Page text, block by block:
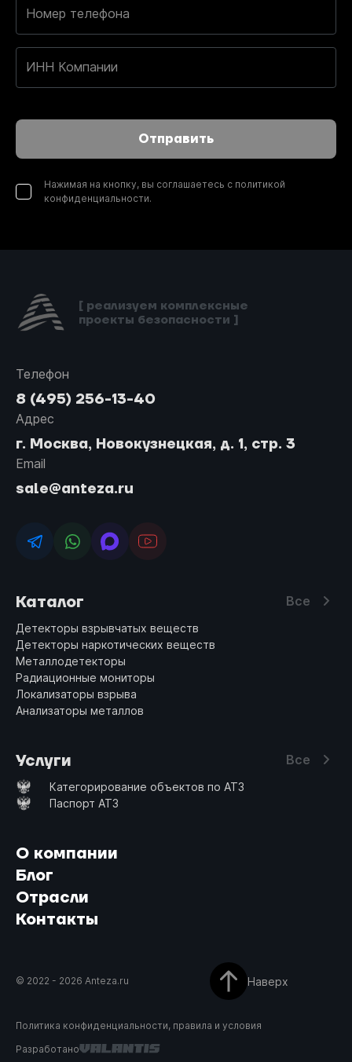
Номер телефона
ИНН Компании
Отправить
Нажимая на кнопку, вы соглашаетесь с политикой
конфиденциальности.
[ реализуем комплексные
проекты безопасности ]
Телефон
8 (495) 256-13-40
Адрес
г. Москва, Новокузнецкая, д. 1, стр. 3
Email
sale@anteza.ru
О компании
Блог
Отрасли
Контакты
Каталог Все
Детекторы взрывчатых веществ
Детекторы наркотических веществ
Металлодетекторы
Радиационные мониторы
Локализаторы взрыва
Анализаторы металлов
Услуги Все
Категорирование объектов по АТЗ
Паспорт АТЗ
© 2022 - 2026 Anteza.ru Наверх
Политика конфиденциальности, правила и условия
Разработано